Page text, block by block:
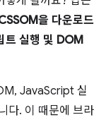
을 다운로드
트 실행 및 DOM
JavaScript 실
다. 이 때문에 브라